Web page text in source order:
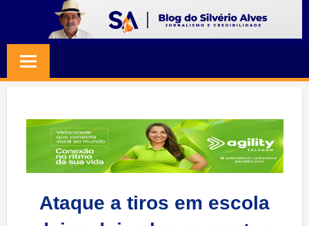
content
SILVERIO
ALVES
Jornalismo
Credibilidade
Ataque a tiros em escola